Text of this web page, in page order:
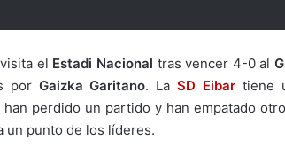
el Estadi Nacional tras vencer 4-0 al
por Gaizka Garitano. LaSD Eibar tiene
han perdido un partido y han empatado
un punto de los líderes.